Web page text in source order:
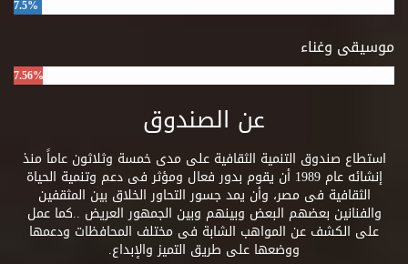
7.5%
موسيقى وغناء
7.56%
عن الصندوق
استطاع صندوق التنمية الثقافية على مدى خمسة وثلاثون عاماً منذ
إنشائه عام 1989 أن يقوم بدور فعال ومؤثر فى دعم وتنمية الحياة
الثقافية فى مصر، وأن يمد جسور التحاور الخلاق بين المثقفين
والفنانين بعضهم البعض وبينهم وبين الجمهور العريض ..كما عمل
على الكشف عن المواهب الشابة فى مختلف المحافظات ودعمها
ووضعها على طريق التميز والإبداع.